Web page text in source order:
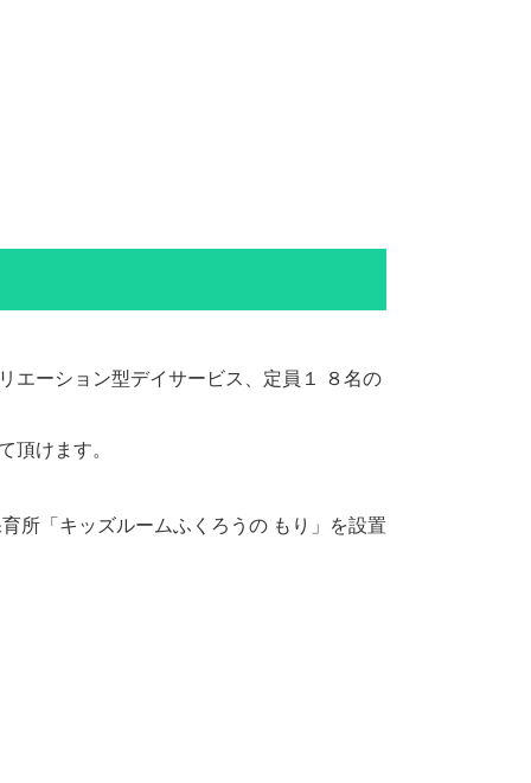
エーション型デイサービス、定員１ ８名の
頂けます。
所「キッズルームふくろうの もり」を設置